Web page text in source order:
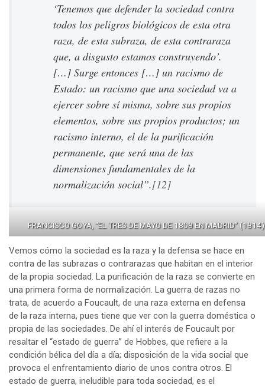
‘Tenemos que defender la sociedad contra
todos los peligros biológicos de esta otra
raza, de esta subraza, de esta contraraza
que, a disgusto estamos construyendo’.
[…] Surge entonces […] un racismo de
Estado: un racismo que una sociedad va a
ejercer sobre sí misma, sobre sus propios
elementos, sobre sus propios productos; un
racismo interno, el de la purificación
permanente, que será una de las
dimensiones fundamentales de la
normalización social”.[12]
FRANCISCO GOYA, “EL TRES DE MAYO DE 1808 EN MADRID” (1814)
Vemos cómo la sociedad es la raza y la defensa se hace en
contra de las subrazas o contrarazas que habitan en el interior
de la propia sociedad. La purificación de la raza se convierte en
una primera forma de normalización. La guerra de razas no
trata, de acuerdo a Foucault, de una raza externa en defensa
de la raza interna, pues tiene que ver con la guerra doméstica o
propia de las sociedades. De ahí el interés de Foucault por
resaltar el “estado de guerra” de Hobbes, que refiere a la
condición bélica del día a día; disposición de la vida social que
provoca el enfrentamiento diario de unos contra otros. El
estado de guerra, ineludible para toda sociedad, es el